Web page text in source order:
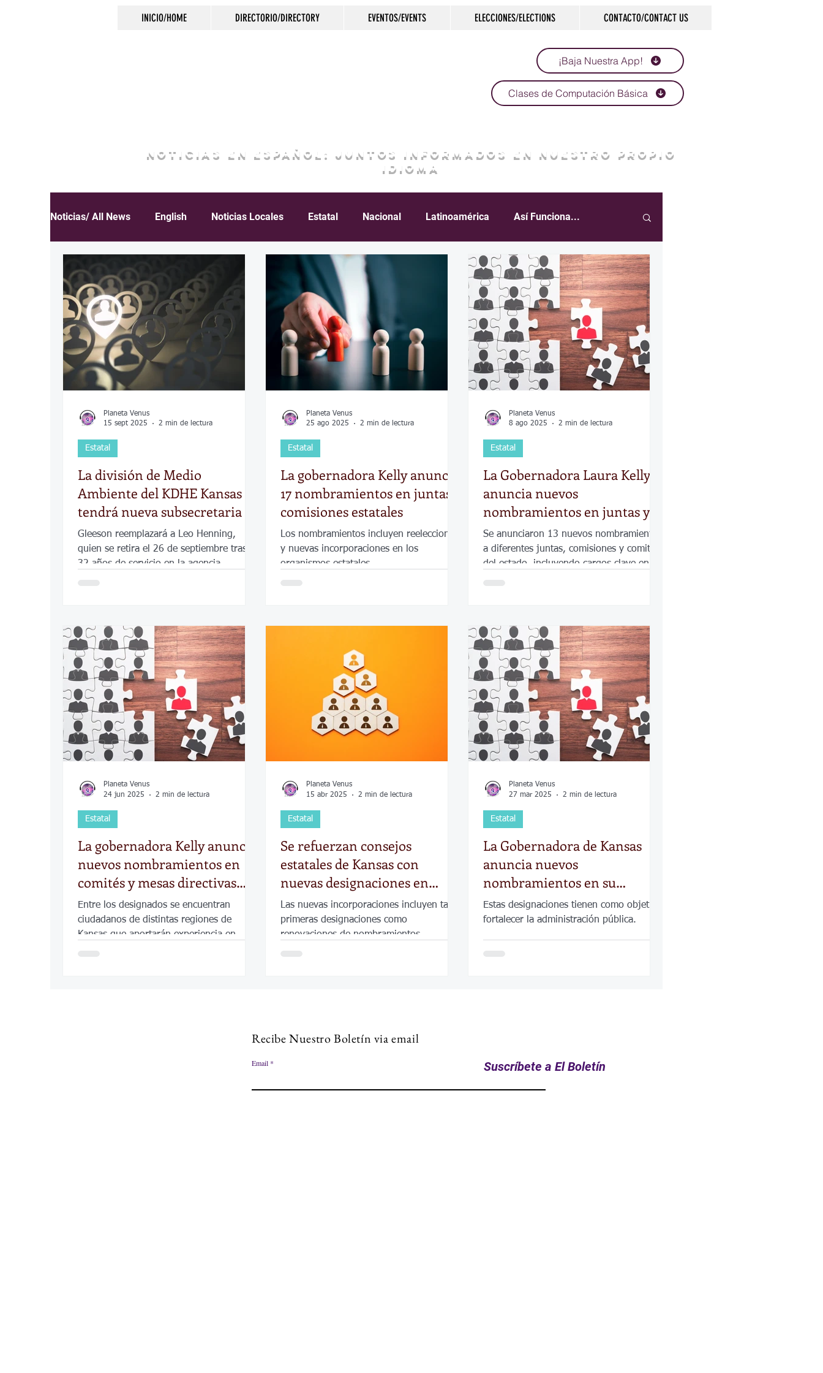
INICIO/HOME DIRECTORIO/DIRECTORY EVENTOS/EVENTS ELECCIONES/ELECTIONS CONTACTO/CONTACT US
¡Baja Nuestra App!
Clases de Computación Básica
NOTICIAS EN ESPAÑOL: JUNTOS INFORMADOS EN NUESTRO PROPIO
IDIOMA
Noticias/ All News English Noticias Locales Estatal Nacional Latinoamérica Así Funciona...
Español Crimen Negocios Arte & Cultura Deportes
COVID-19 Política Tecnología Economía Elecciones Vivienda Escuelas Calles
Desamparados Carreteras Historias que inspiran Gobierno Espectáculos
La división de Medio
Ambiente del KDHE Kansas
tendrá nueva subsecretaria
Gleeson reemplazará a Leo Henning,
quien se retira el 26 de septiembre tras
32 años de servicio en la agencia.
Estatal
Planeta Venus
15 sept 2025
2 min de lectura
La gobernadora Kelly anuncia
17 nombramientos en juntas y
comisiones estatales
Los nombramientos incluyen reelecciones
y nuevas incorporaciones en los
organismos estatales.
Estatal
Planeta Venus
25 ago 2025
2 min de lectura
La Gobernadora Laura Kelly
anuncia nuevos
nombramientos en juntas y
comisiones estatales
Se anunciaron 13 nuevos nombramientos
a diferentes juntas, comisiones y comités
del estado, incluyendo cargos clave en
Estatal
Planeta Venus
8 ago 2025
2 min de lectura
La gobernadora Kelly anuncia
nuevos nombramientos en
comités y mesas directivas
estatales
Entre los designados se encuentran
ciudadanos de distintas regiones de
Kansas que aportarán experiencia en
Estatal
Planeta Venus
24 jun 2025
2 min de lectura
Se refuerzan consejos
estatales de Kansas con
nuevas designaciones en
salud, justicia y educación
Las nuevas incorporaciones incluyen tanto
primeras designaciones como
renovaciones de nombramientos.
Estatal
Planeta Venus
15 abr 2025
2 min de lectura
La Gobernadora de Kansas
anuncia nuevos
nombramientos en su
administración
Estas designaciones tienen como objetivo
fortalecer la administración pública.
Estatal
Planeta Venus
27 mar 2025
2 min de lectura
Recibe Nuestro Boletín via email
Email Suscríbete a El Boletín